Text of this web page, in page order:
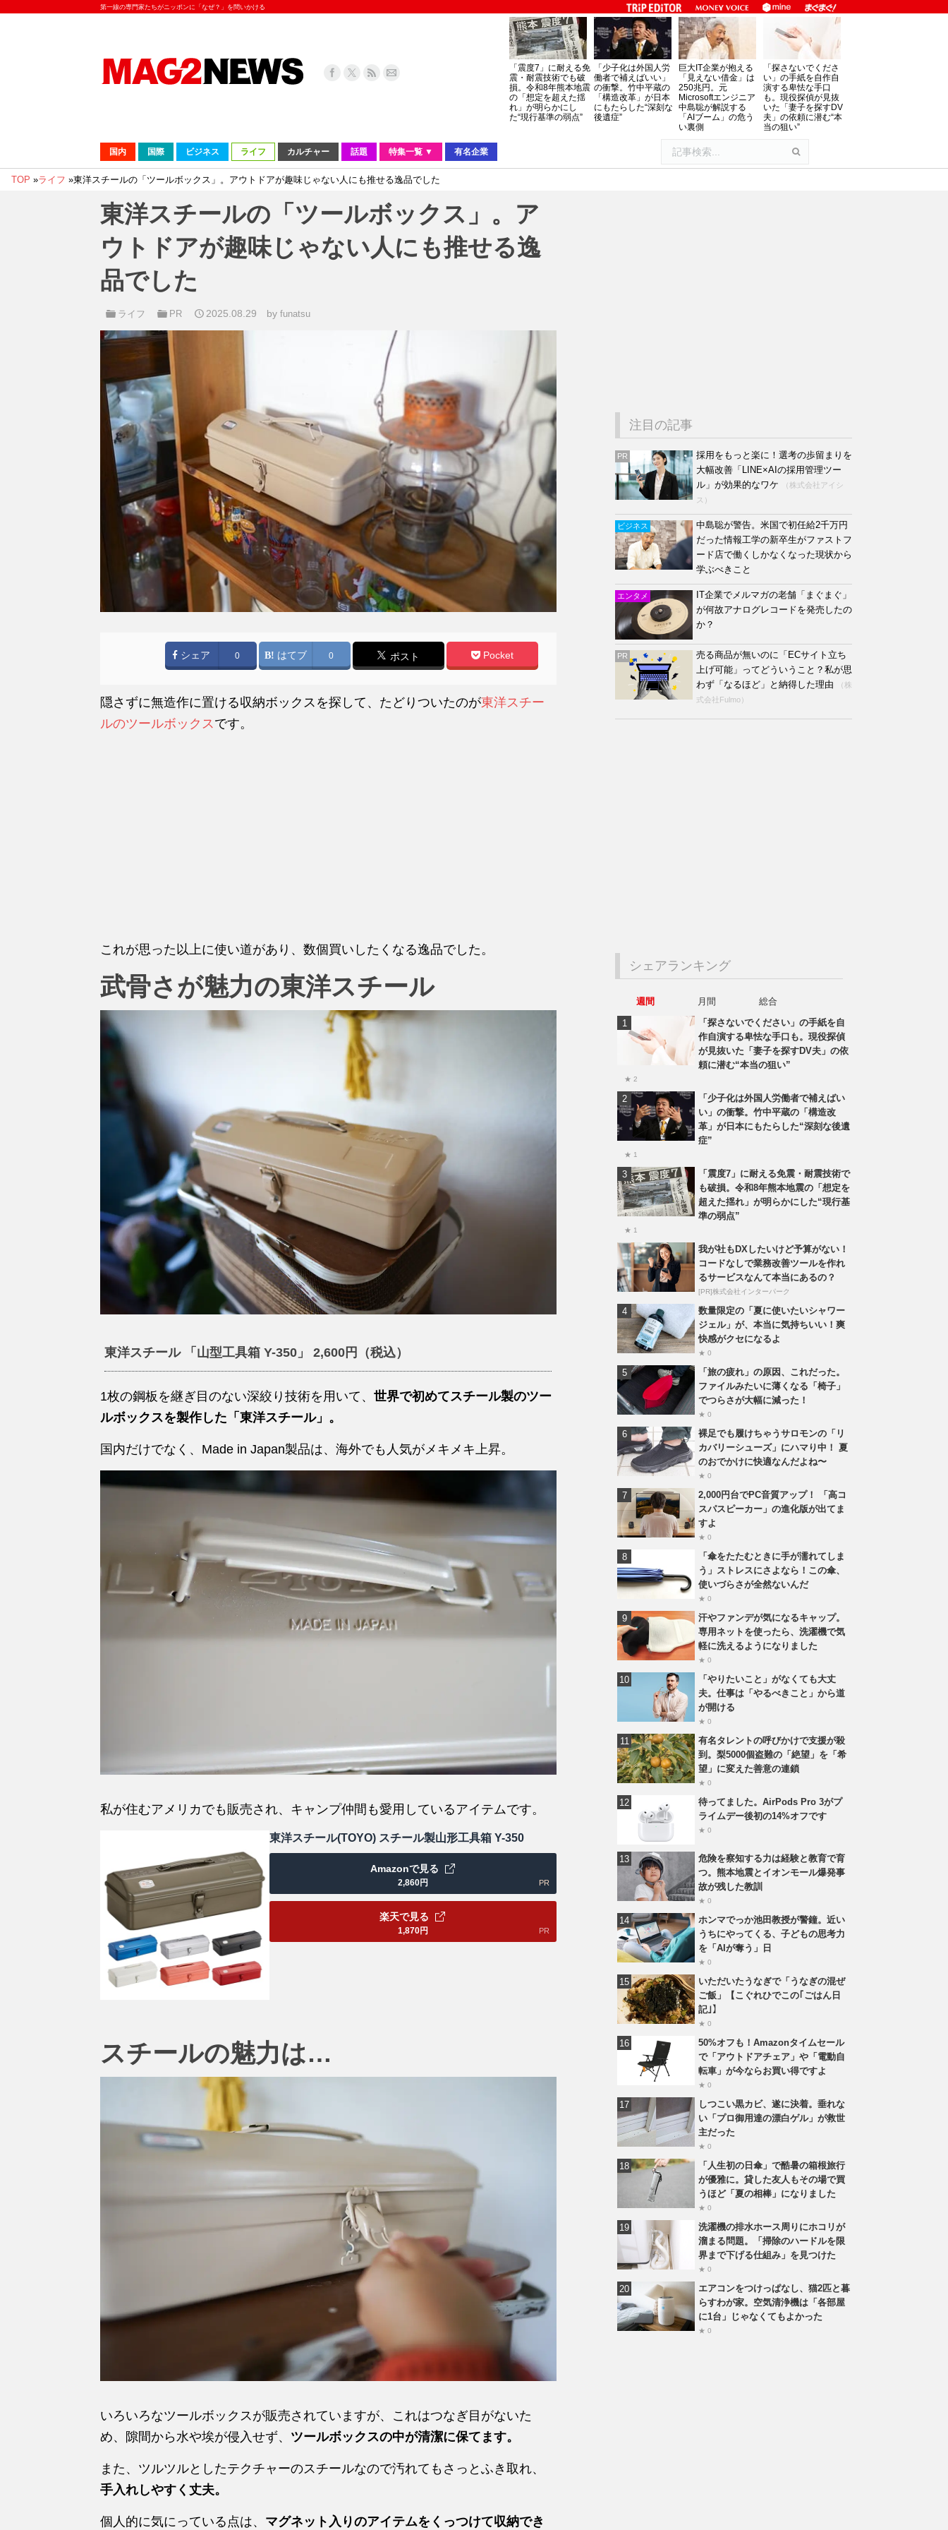
第一線の専門家たちがニッポンに「なぜ？」を問いかける
「震度7」に耐える免
震・耐震技術でも破
損。令和8年熊本地震
の「想定を超えた揺
れ」が明らかにし
た“現行基準の弱点”
「少子化は外国人労
働者で補えばいい」
の衝撃。竹中平蔵の
「構造改革」が日本
にもたらした“深刻な
後遺症”
巨大IT企業が抱える
「見えない借金」は
250兆円。元
Microsoftエンジニア
中島聡が解説する
「AIブーム」の危う
い裏側
「探さないでくださ
い」の手紙を自作自
演する卑怯な手口
も。現役探偵が見抜
いた「妻子を探すDV
夫」の依頼に潜む“本
当の狙い”
国内 国際 ビジネス ライフ カルチャー 話題 特集一覧 ▼ 有名企業
TOP »ライフ »東洋スチールの「ツールボックス」。アウトドアが趣味じゃない人にも推せる逸品でした
東洋スチールの「ツールボックス」。ア
ウトドアが趣味じゃない人にも推せる逸
品でした
ライフ PR 2025.08.29 byfunatsu
シェア 0 はてブ 0 ポスト Pocket
隠さずに無造作に置ける収納ボックスを探して、たどりついたのが東洋スチー
ルのツールボックス です。
これが思った以上に使い道があり、数個買いしたくなる逸品でした。
武骨さが魅力の東洋スチール
東洋スチール 「山型工具箱 Y-350」 2,600円（税込）
1枚の鋼板を継ぎ目のない深絞り技術を用いて、 世界で初めてスチール製のツー
ルボックスを製作した「東洋スチール」。
国内だけでなく、Made in Japan製品は、海外でも人気がメキメキ上昇。
私が住むアメリカでも販売され、キャンプ仲間も愛用しているアイテムです。
東洋スチール(TOYO) スチール製山形工具箱 Y-350
2,860円
Amazonで見る
PR
1,870円
楽天で見る
PR
スチールの魅力は…
いろいろなツールボックスが販売されていますが、これはつなぎ目がないた
め、隙間から水や埃が侵入せず、 ツールボックスの中が清潔に保てます。
また、ツルツルとしたテクチャーのスチールなので汚れてもさっとふき取れ、
手入れしやすく丈夫。
個人的に気にっている点は、 マグネット入りのアイテムをくっつけて収納でき
注目の記事
PR
採用をもっと楽に！選考の歩留まりを
大幅改善「LINE×AIの採用管理ツー
ル」が効果的なワケ
（株式会社アイシ
ス）
ビジネス
中島聡が警告。米国で初任給2千万円
だった情報工学の新卒生がファストフ
ード店で働くしかなくなった現状から
学ぶべきこと
エンタメ
IT企業でメルマガの老舗「まぐまぐ」
が何故アナログレコードを発売したの
か？
PR
売る商品が無いのに「ECサイト立ち
上げ可能」ってどういうこと？私が思
わず「なるほど」と納得した理由
（株
式会社Fulmo）
シェアランキング
週間 月間
総合
「探さないでください」の手紙を自
作自演する卑怯な手口も。現役探偵
が見抜いた「妻子を探すDV夫」の依
頼に潜む“本当の狙い”
★ 2
「少子化は外国人労働者で補えばい
い」の衝撃。竹中平蔵の「構造改
革」が日本にもたらした“深刻な後遺
症”
★ 1
「震度7」に耐える免震・耐震技術で
も破損。令和8年熊本地震の「想定を
超えた揺れ」が明らかにした“現行基
準の弱点”
★ 1
我が社もDXしたいけど予算がない！
コードなしで業務改善ツールを作れ
るサービスなんて本当にあるの？
[PR]株式会社インターパーク
数量限定の「夏に使いたいシャワー
ジェル」が、本当に気持ちいい！爽
快感がクセになるよ
★ 0
「旅の疲れ」の原因、これだった。
ファイルみたいに薄くなる「椅子」
でつらさが大幅に減った！
★ 0
裸足でも履けちゃうサロモンの「リ
カバリーシューズ」にハマり中！ 夏
のおでかけに快適なんだよね〜
★ 0
2,000円台でPC音質アップ！ 「高コ
スパスピーカー」の進化版が出てま
すよ
★ 0
「傘をたたむときに手が濡れてしま
う」ストレスにさよなら！この傘、
使いづらさが全然ないんだ
★ 0
汗やファンデが気になるキャップ。
専用ネットを使ったら、洗濯機で気
軽に洗えるようになりました
★ 0
「やりたいこと」がなくても大丈
夫。仕事は「やるべきこと」から道
が開ける
★ 0
有名タレントの呼びかけで支援が殺
到。梨5000個盗難の「絶望」を「希
望」に変えた善意の連鎖
★ 0
待ってました。AirPods Pro 3がプ
ライムデー後初の14%オフです
★ 0
危険を察知する力は経験と教育で育
つ。熊本地震とイオンモール爆発事
故が残した教訓
★ 0
ホンマでっか池田教授が警鐘。近い
うちにやってくる、子どもの思考力
を「AIが奪う」日
★ 0
いただいたうなぎで「うなぎの混ぜ
ご飯」【こぐれひでこの｢ごはん日
記｣】
★ 0
50%オフも！Amazonタイムセール
で「アウトドアチェア」や「電動自
転車」が今ならお買い得ですよ
★ 0
しつこい黒カビ、遂に決着。垂れな
い「プロ御用達の漂白ゲル」が救世
主だった
★ 0
「人生初の日傘」で酷暑の箱根旅行
が優雅に。貸した友人もその場で買
うほど「夏の相棒」になりました
★ 0
洗濯機の排水ホース周りにホコリが
溜まる問題。「掃除のハードルを限
界まで下げる仕組み」を見つけた
★ 0
エアコンをつけっぱなし、猫2匹と暮
らすわが家。空気清浄機は「各部屋
に1台」じゃなくてもよかった
★ 0